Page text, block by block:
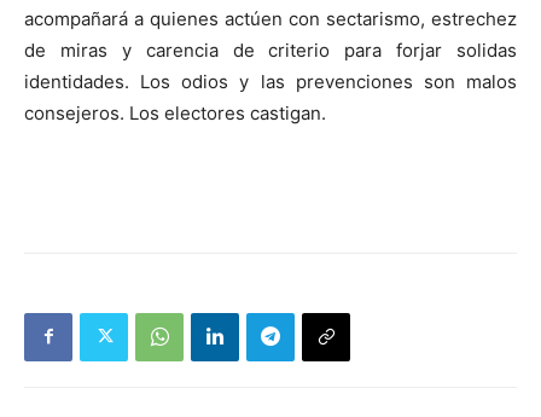
acompañará a quienes actúen con sectarismo, estrechez
de miras y carencia de criterio para forjar solidas
identidades. Los odios y las prevenciones son malos
consejeros. Los electores castigan.